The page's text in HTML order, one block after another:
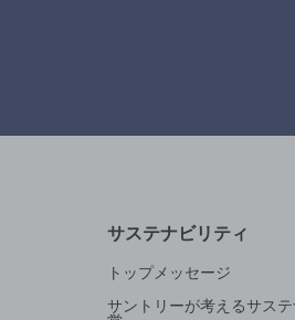
サステナビリティ
トップメッセージ
サントリーが考えるサス